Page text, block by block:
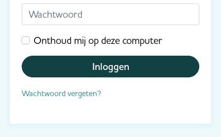
Wachtwoord
Onthoud mij op deze computer
Inloggen
Wachtwoord vergeten?